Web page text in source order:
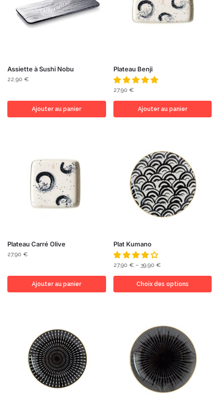
Assiette à Sushi Nobu
22,90 €
Ajouter au panier
Plateau Benji
27,90 €
Ajouter au panier
Plateau Carré Olive
27,90 €
Ajouter au panier
Plat Kumano
27,90 € – 39,90 €
Choix des options